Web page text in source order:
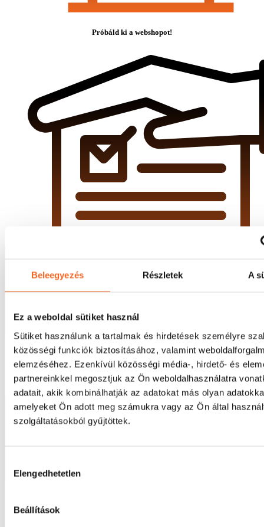
Beleegyezés Részletek A
Ez a weboldal sütiket használ
Sütiket használunk a tartalmak és hirdetések személyre
közösségi funkciók biztosításához, valamint
elemzéséhez. Ezenkívül közösségi média-, hirdető- és
partnereinkkel megosztjuk az Ön weboldalhasználatra
adatait, akik kombinálhatják az adatokat más olyan
amelyeket Ön adott meg számukra vagy az Ön által
szolgáltatásokból gyűjtöttek.
kiválasztása
Elengedhetetlen
Beállítások
Próbáld ki a webshopot!
Kérj egyedi árajánlatot!